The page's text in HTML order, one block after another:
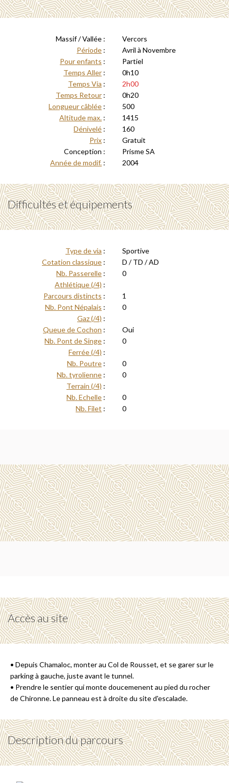
Massif / Vallée :
Vercors
Période :
Avril à Novembre
Pour enfants :
Partiel
Temps Aller :
0h10
Temps Via :
2h00
Temps Retour :
0h20
Longueur câblée :
500
Altitude max. :
1415
Dénivelé :
160
Prix :
Gratuit
Conception :
Prisme SA
Année de modif. : 2004
Difficultés et équipements
Type de via :
Sportive
Cotation classique :
D / TD / AD
Nb. Passerelle :
0
Athlétique (/4) :
Parcours distincts :
1
Nb. Pont Népalais :
0
Gaz (/4) :
Queue de Cochon :
Oui
Nb. Pont de Singe :
0
Ferrée (/4) :
Nb. Poutre :
0
Nb. tyrolienne :
0
Terrain (/4) :
Nb. Echelle :
0
Nb. Filet : 0
Accès au site
• Depuis Chamaloc, monter au Col de Rousset, et se garer sur le
parking à gauche, juste avant le tunnel.
• Prendre le sentier qui monte doucemenent au pied du rocher
de Chironne. Le panneau est à droite du site d'escalade.
Description du parcours